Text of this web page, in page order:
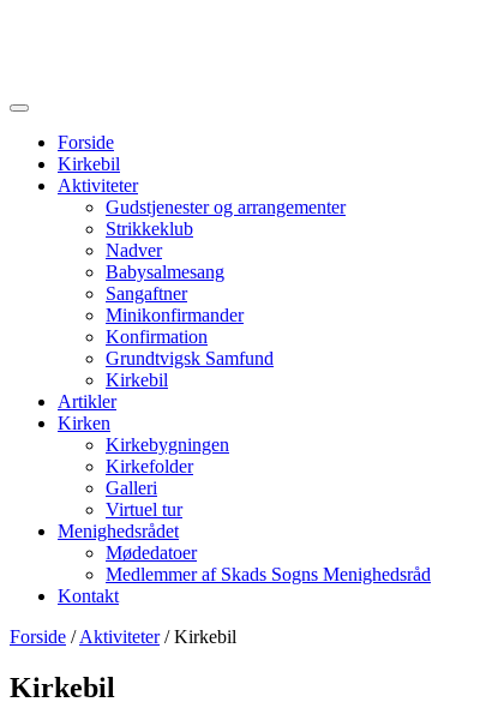
Forside
Kirkebil
Aktiviteter
Gudstjenester og arrangementer
Strikkeklub
Nadver
Babysalmesang
Sangaftner
Minikonfirmander
Konfirmation
Grundtvigsk Samfund
Kirkebil
Artikler
Kirken
Kirkebygningen
Kirkefolder
Galleri
Virtuel tur
Menighedsrådet
Mødedatoer
Medlemmer af Skads Sogns Menighedsråd
Kontakt
Forside /Aktiviteter/Kirkebil
Kirkebil